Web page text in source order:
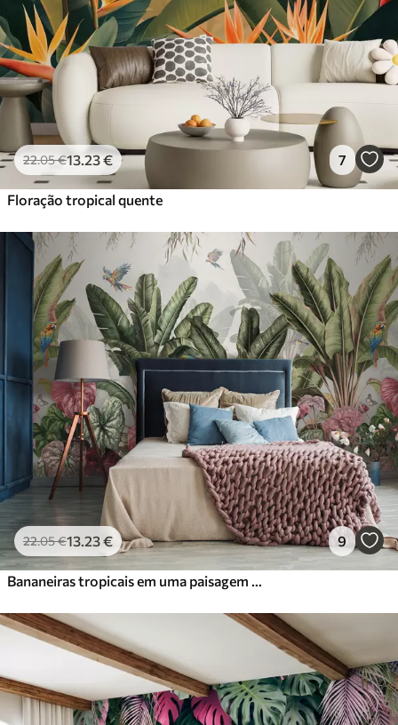
22.05€13 .23€ 7
Floração tropical quente
22.05€13.23€ 9
Bananeiras tropicais em uma paisagem com araras e borboletas em estilo vintage